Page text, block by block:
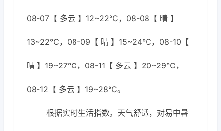
08-07【 多云 】12~22℃，08-08【 晴 】
13~22℃，08-09【 晴 】15~24℃，08-10【
晴 】19~27℃，08-11【 多云 】20~29℃，
08-12【 多云 】19~28℃。
根据实时生活指数。天气舒适，对易中暑